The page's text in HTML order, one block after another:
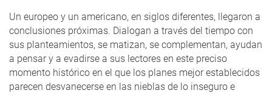
Un europeo y un americano, en siglos diferentes, llegaron a
conclusiones próximas. Dialogan a través del tiempo con
sus planteamientos, se matizan, se complementan, ayudan
a pensar y a evadirse a sus lectores en este preciso
momento histórico en el que los planes mejor establecidos
parecen desvanecerse en las nieblas de lo inseguro e